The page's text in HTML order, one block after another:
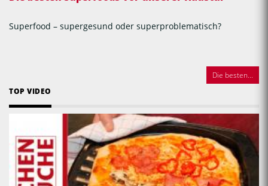
Superfood – supergesund oder superproblematisch?
Die besten...
TOP VIDEO